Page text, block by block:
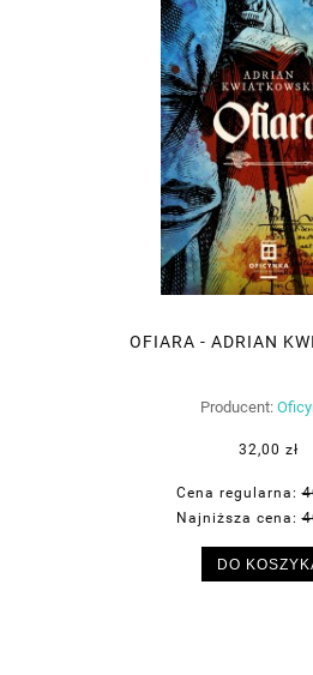
OFIARA - ADRIAN
Producent:
32,00 zł
Cena regularna:
Najniższa cena:
DO